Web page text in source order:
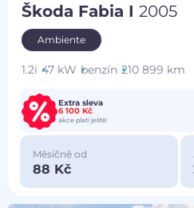
Škoda Fabia I2005
Ambiente
1.2i 47 kW benzín 210 899 km
Extra sleva
6 100 Kč
akce platí ještě:
Měsíčně od
88 Kč